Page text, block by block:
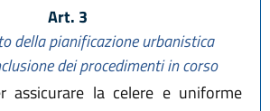
Art. 3
della pianificazione urbanistica
dei procedimenti in corso
assicurare la celere e uniforme